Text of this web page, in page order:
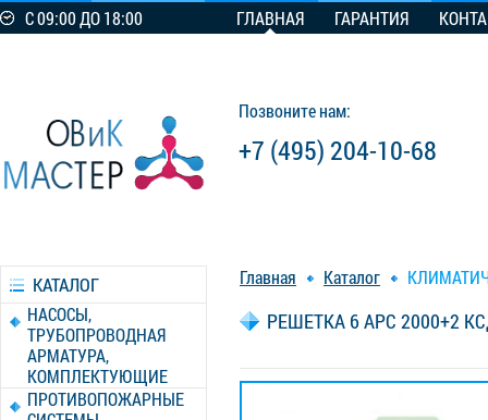
С 09:00 ДО 18:00 ГЛАВНАЯ ГАРАНТИЯ
Позвоните нам:
+7 (495) 204-10-68
КАТАЛОГ
НАСОСЫ,
ТРУБОПРОВОДНАЯ
АРМАТУРА,
КОМПЛЕКТУЮЩИЕ
ПРОТИВОПОЖАРНЫЕ
Главная Каталог
РЕШЕТКА 6 АРС 2000+2